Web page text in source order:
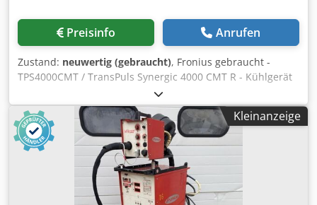
Preisinfo Anrufen
Zustand: neuwertig (gebraucht), Fronius gebraucht -
TPS4000CMT / TransPuls Synergic 4000 CMT R - Kühlgerät
FK4000-RFC (4,045,837,632) wassergekühlt - RCU5000i
Fernbedienung Univ.SD (4,046,098) Dkjdpfx Aljpa N Aaeder
- VR7000 CMT R (4,045,963,000 - Winkelgeber CMT
(43,0001,1219) mit Roboterschlauchpaket kPL Robacta -
Interface Interbus Rugged Line(4,045,885) (wahlweise auch
Profibus und Profinet-Anschlüsse Verfügbar)
Kleinanzeige